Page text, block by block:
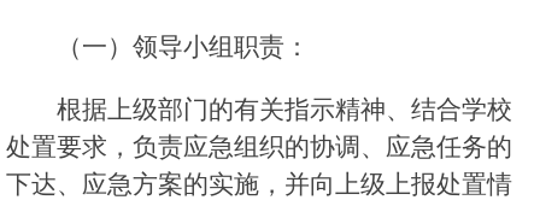
（一）领导小组职责：
根据上级部门的有关指示精神、结合学校
处置要求，负责应急组织的协调、应急任务的
下达、应急方案的实施，并向上级上报处置情